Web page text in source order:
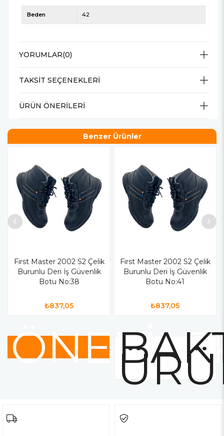
Beden 42
YORUMLAR(0)
TAKSIT SEÇENEKLERI
ÜRÜN ÖNERILERI
Benzer Ürünler
First Master 2002 S2 Çelik
Burunlu Deri İş Güvenlik
Botu No:38
₺837,05
First Master 2002 S2 Çelik
Burunlu Deri İş Güvenlik
Botu No:41
₺837,05